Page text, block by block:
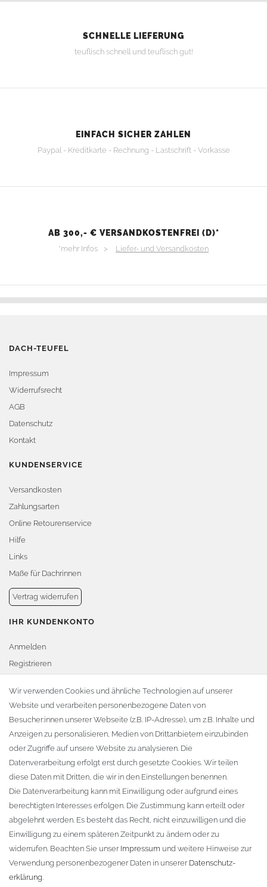
SCHNELLE LIEFERUNG
teuflisch schnell und teuflisch gut!
EINFACH SICHER ZAHLEN
Paypal - Kreditkarte - Rechnung - Lastschrift - Vorkasse
AB 300,- € VERSANDKOSTENFREI (D)*
*mehr Infos > Liefer- und Versandkosten
DACH-TEUFEL
Impressum
Widerrufsrecht
AGB
Datenschutz
Kontakt
KUNDENSERVICE
Versandkosten
Zahlungsarten
Online Retourenservice
Hilfe
Links
Maße für Dachrinnen
Vertrag widerrufen
IHR KUNDENKONTO
Anmelden
Registrieren
Warenkorb
Zur Kasse
KONTAKT
Fa. Steffen Jost
Söbrigener Weg 50
D-01796 Pirna
Telefon:+49 (0)3501 507295
info@dach-teufel.de
Wir verwenden Cookies und ähnliche Technologien auf unserer
Website und verarbeiten personenbezogene Daten von
Besucher:innen unserer Webseite (z.B. IP-Adresse), um z.B. Inhalte und
Anzeigen zu personalisieren, Medien von Drittanbietern einzubinden
oder Zugriffe auf unsere Website zu analysieren. Die
Datenverarbeitung erfolgt erst durch gesetzte Cookies. Wir teilen
diese Daten mit Dritten, die wir in den Einstellungen benennen.
Die Datenverarbeitung kann mit Einwilligung oder aufgrund eines
berechtigten Interesses erfolgen. Die Zustimmung kann erteilt oder
abgelehnt werden. Es besteht das Recht, nicht einzuwilligen und die
Einwilligung zu einem späteren Zeitpunkt zu ändern oder zu
widerrufen. Beachten Sie unser Impressum und weitere Hinweise zur
Verwendung personenbezogener Daten in unserer Daten­schutz­
erklärung.